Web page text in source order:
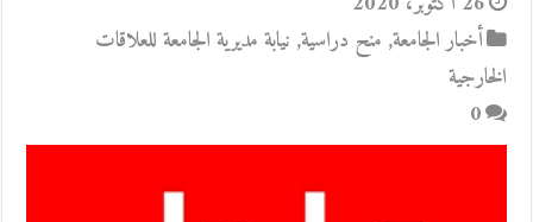
أخبار الجامعة, منح دراسية, نيابة مديرية الجامعة للعلاقات
الخارجية
0